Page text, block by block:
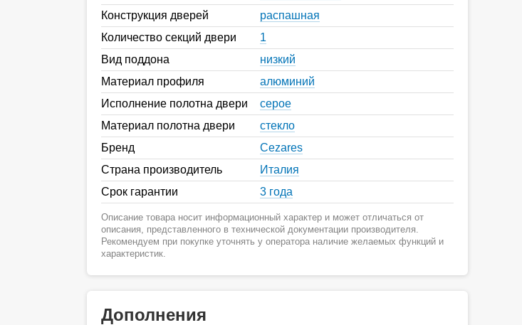
Конструкция дверей
распашная
Количество секций двери
1
Вид поддона
низкий
Материал профиля
алюминий
Исполнение полотна двери
серое
Материал полотна двери
стекло
Бренд
Cezares
Страна производитель
Италия
Срок гарантии
3 года
Описание товара носит информационный характер и может отличаться от
описания, представленного в технической документации производителя.
Рекомендуем при покупке уточнять у оператора наличие желаемых функций и
характеристик.
Дополнения